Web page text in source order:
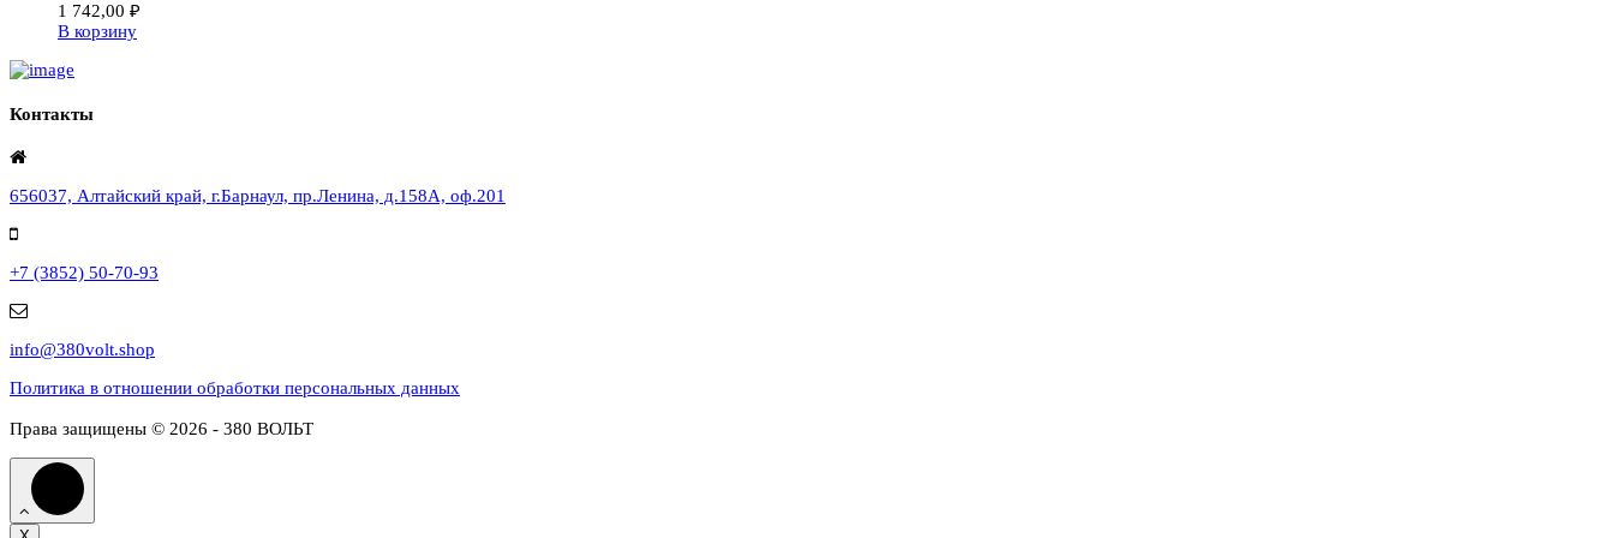
1 742,00 ₽
В корзину
Контакты
656037, Алтайский край, г.Барнаул, пр.Ленина, д.158А, оф.201
+7 (3852) 50-70-93
info@380volt.shop
Политика в отношении обработки персональных данных
Права защищены © 2026 - 380 ВОЛЬТ